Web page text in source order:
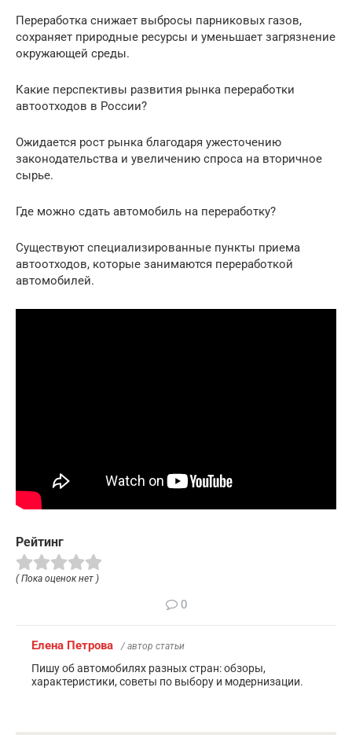
Переработка снижает выбросы парниковых газов,
сохраняет природные ресурсы и уменьшает загрязнение
окружающей среды.
Какие перспективы развития рынка переработки
автоотходов в России?
Ожидается рост рынка благодаря ужесточению
законодательства и увеличению спроса на вторичное
сырье.
Где можно сдать автомобиль на переработку?
Существуют специализированные пункты приема
автоотходов, которые занимаются переработкой
автомобилей.
Рейтинг
( Пока оценок нет )
0
Елена Петрова / автор статьи
Пишу об автомобилях разных стран: обзоры,
характеристики, советы по выбору и модернизации.